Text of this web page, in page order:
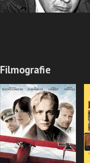
Filmografie